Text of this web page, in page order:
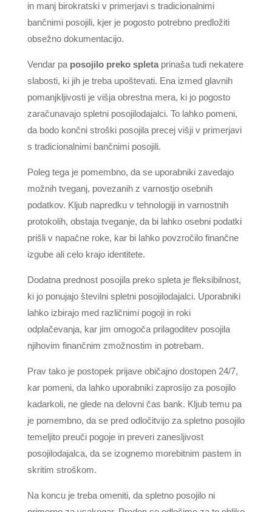
in manj birokratski v primerjavi s tradicionalnimi
bančnimi posojili, kjer je pogosto potrebno predložiti
obsežno dokumentacijo.
Vendar pa posojilo preko spletaprinaša tudi nekatere
slabosti, ki jih je treba upoštevati. Ena izmed glavnih
pomanjkljivosti je višja obrestna mera, ki jo pogosto
zaračunavajo spletni posojilodajalci. To lahko pomeni,
da bodo končni stroški posojila precej višji v primerjavi
s tradicionalnimi bančnimi posojili.
Poleg tega je pomembno, da se uporabniki zavedajo
možnih tveganj, povezanih z varnostjo osebnih
podatkov. Kljub napredku v tehnologiji in varnostnih
protokolih, obstaja tveganje, da bi lahko osebni podatki
prišli v napačne roke, kar bi lahko povzročilo finančne
izgube ali celo krajo identitete.
Dodatna prednost posojila preko spleta je fleksibilnost,
ki jo ponujajo številni spletni posojilodajalci. Uporabniki
lahko izbirajo med različnimi pogoji in roki
odplačevanja, kar jim omogoča prilagoditev posojila
njihovim finančnim zmožnostim in potrebam.
Prav tako je postopek prijave običajno dostopen 24/7,
kar pomeni, da lahko uporabniki zaprosijo za posojilo
kadarkoli, ne glede na delovni čas bank. Kljub temu pa
je pomembno, da se pred odločitvijo za spletno posojilo
temeljito preuči pogoje in preveri zanesljivost
posojilodajalca, da se izognemo morebitnim pastem in
skritim stroškom.
Na koncu je treba omeniti, da spletno posojilo ni